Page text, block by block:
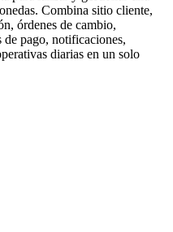
Combina sitio cliente,
órdenes de cambio,
de pago, notificaciones,
diarias en un solo